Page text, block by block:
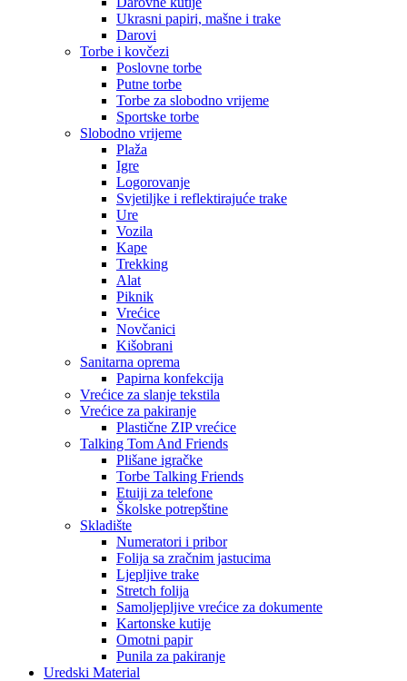
Ukrasni papiri, mašne i trake
Darovi
Torbe i kovčezi
Poslovne torbe
Putne torbe
Torbe za slobodno vrijeme
Sportske torbe
Slobodno vrijeme
Plaža
Igre
Logorovanje
Svjetiljke i reflektirajuće trake
Ure
Vozila
Kape
Trekking
Alat
Piknik
Vrećice
Novčanici
Kišobrani
Sanitarna oprema
Papirna konfekcija
Vrećice za slanje tekstila
Vrećice za pakiranje
Plastične ZIP vrećice
Talking Tom And Friends
Plišane igračke
Torbe Talking Friends
Etuiji za telefone
Školske potrepštine
Skladište
Numeratori i pribor
Folija sa zračnim jastucima
Ljepljive trake
Stretch folija
Samoljepljive vrećice za dokumente
Kartonske kutije
Omotni papir
Punila za pakiranje
Uredski Material